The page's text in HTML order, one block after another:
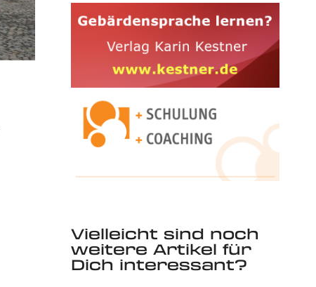
Vielleicht sind noch
weitere Artikel für
Dich interessant?